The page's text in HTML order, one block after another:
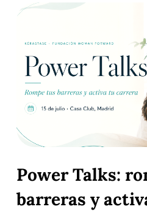
Power Talks:
barreras y